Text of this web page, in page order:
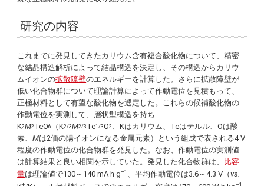
研究の内容
これまでに発見してきたカリウム含有複合酸化物について、精密
な結晶構造解析によって結晶構造を決定し、その構造からカリウ
ムイオンの拡散障壁のエネルギーを計算した。さらに拡散障壁が
低い化合物群について理論計算によって作動電位を見積もって、
正極材料として有望な酸化物を選定した。これらの候補酸化物の
作動電位を実測して、層状型構造を持ち
K2M2TeO6 （K2/3M2/3 Te1/3O2、Kはカリウム、Teはテルル、Oは酸
素、Mは2価の陽イオンになる金属元素）という組成で表される4 V
程度の作動電位の化合物群を発見した。なお、作動電位の実測値
は計算結果と良い相関を示していた。発見した化合物群は、
比容
量は理論値で130～140 mA h g–1 、平均作動電位は3.6～4.3 V（vs.
+ –1